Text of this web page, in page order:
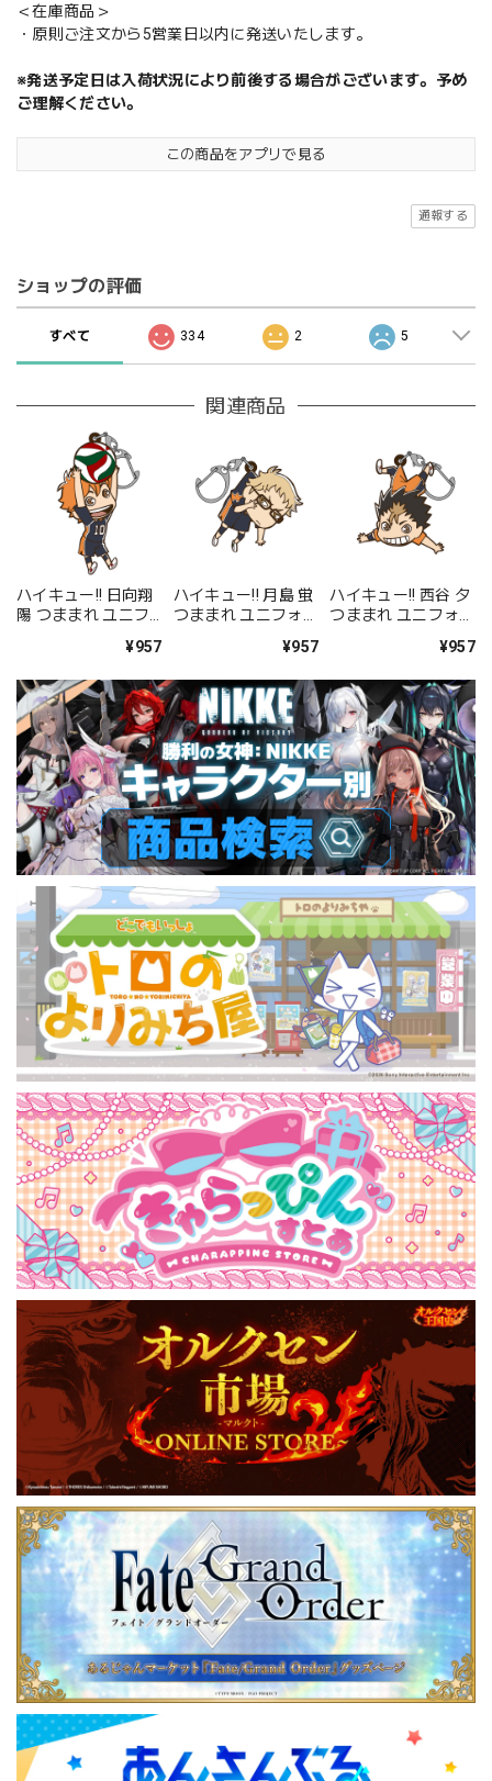
＜在庫商品＞
・原則ご注文から5営業日以内に発送いたします。
※発送予定日は入荷状況により前後する場合がございます。予め
ご理解ください。
この商品をアプリで見る
通報する
ショップの評価
すべて 334 2 5
関連商品
ハイキュー!! 日向翔
陽 つままれ ユニフ
¥957
ハイキュー!! 月島 蛍
つままれ ユニフォー
¥957
ハイキュー!! 西谷 夕
つままれ ユニフォー
¥957